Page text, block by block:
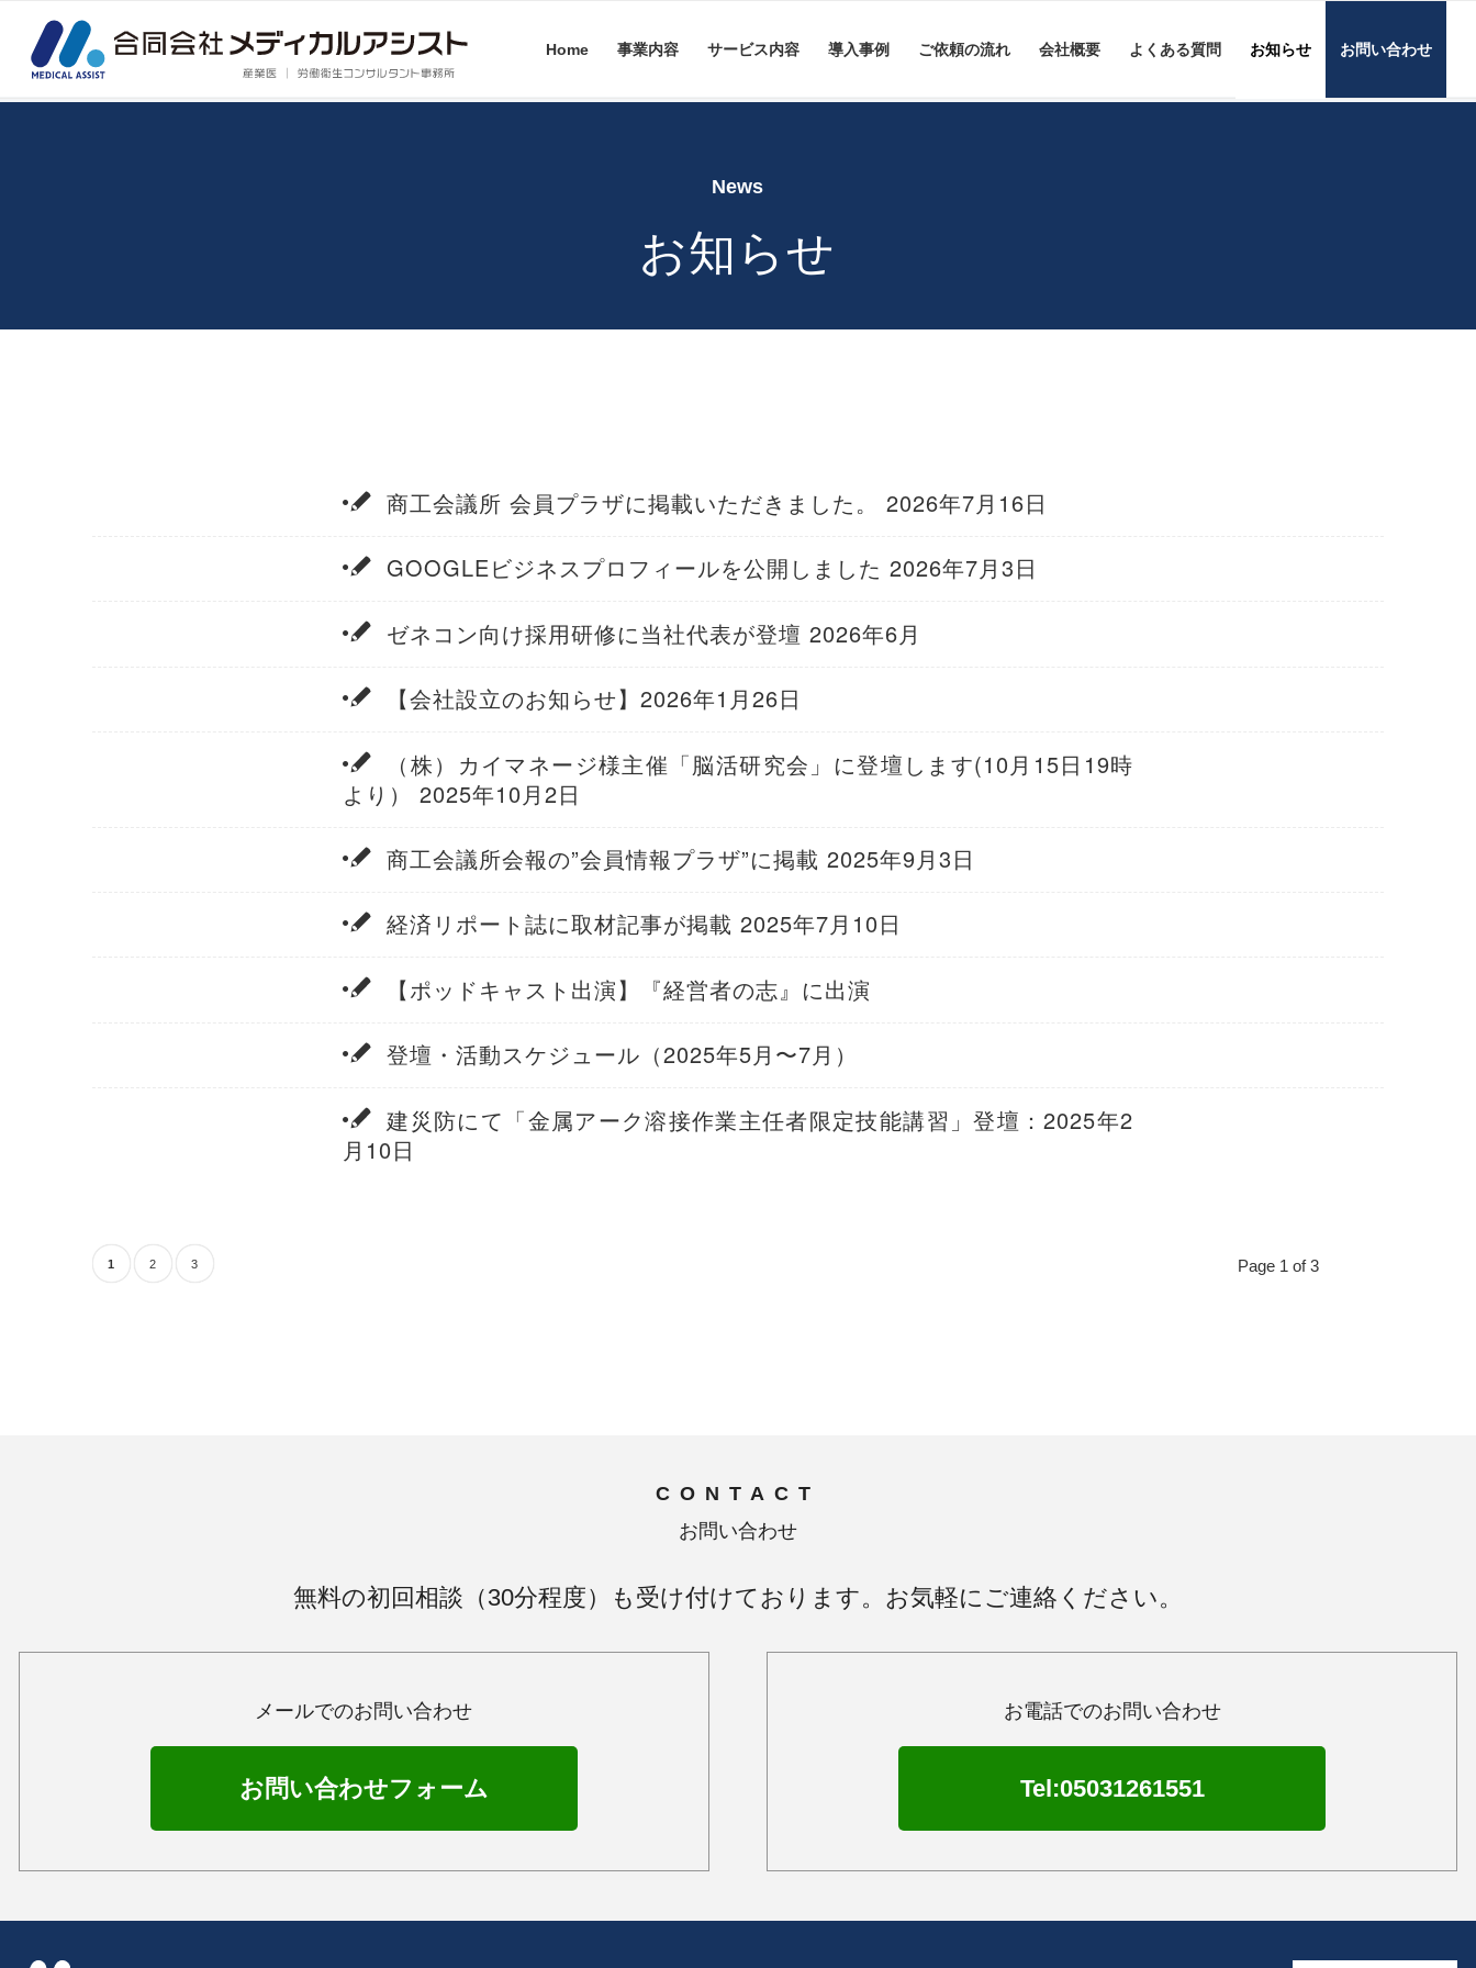
Home 事業内容 サービス内容 導入事例 ご依頼の流れ 会社概要 よくある質問 お知らせ お問い合わせ
News
お知らせ
商工会議所 会員プラザに掲載いただきました。 2026年7月16日
GOOGLEビジネスプロフィールを公開しました 2026年7月3日
ゼネコン向け採用研修に当社代表が登壇 2026年6月
【会社設立のお知らせ】2026年1月26日
（株）カイマネージ様主催「脳活研究会」に登壇します(10月15日19時
より） 2025年10月2日
商工会議所会報の”会員情報プラザ”に掲載 2025年9月3日
経済リポート誌に取材記事が掲載 2025年7月10日
【ポッドキャスト出演】『経営者の志』に出演
登壇・活動スケジュール（2025年5月〜7月）
建災防にて「金属アーク溶接作業主任者限定技能講習」登壇：2025年2
月10日
Page 1 of 3
1 2 3
CONTACT
お問い合わせ
無料の初回相談（30分程度）も受け付けております。お気軽にご連絡ください。
メールでのお問い合わせ
お問い合わせフォーム
お電話でのお問い合わせ
Tel:05031261551